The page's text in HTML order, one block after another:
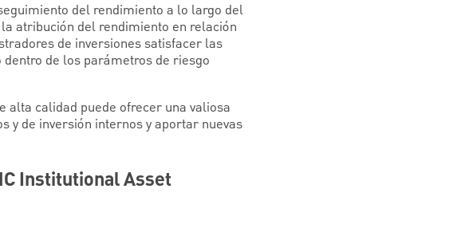
del rendimiento a lo largo del
atribución del rendimiento en relación
de inversiones satisfacer las
de los parámetros de riesgo
alta calidad puede ofrecer una valiosa
y de inversión internos y aportar nuevas
Institutional Asset